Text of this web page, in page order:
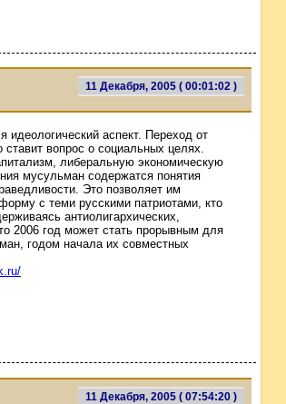
11 Декабря, 2005 ( 00:01:02 )
аспект. Переход от
вопрос о социальных целях.
либеральную экономическую
мусульман содержатся понятия
Это позволяет им
с теми русскими патриотами, кто
антиолигархических,
2006 год может стать прорывным для
годом начала их совместных
11 Декабря, 2005 ( 07:54:20 )